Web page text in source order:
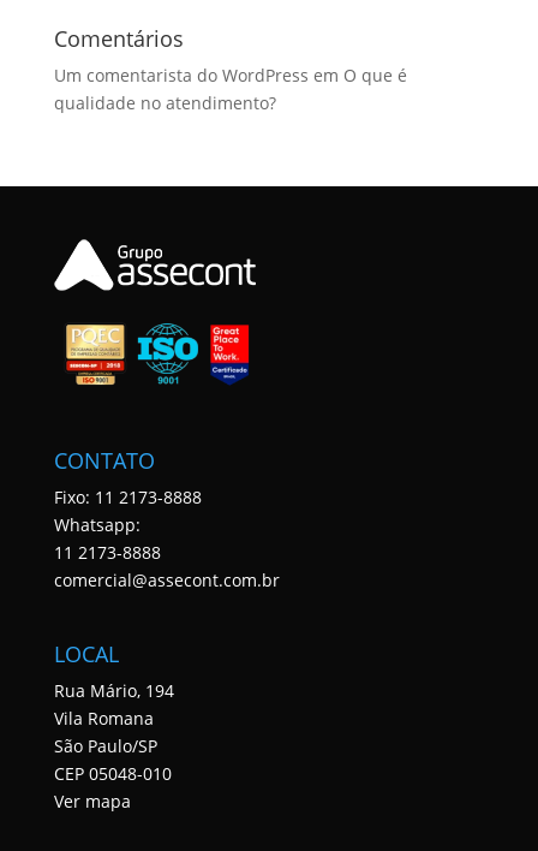
Comentários
Um comentarista do WordPress em O que é
qualidade no atendimento?
CONTATO
Fixo: 11 2173-8888
Whatsapp:
11 2173-8888
comercial@assecont.com.br
LOCAL
Rua Mário, 194
Vila Romana
São Paulo/SP
CEP 05048-010
Ver mapa